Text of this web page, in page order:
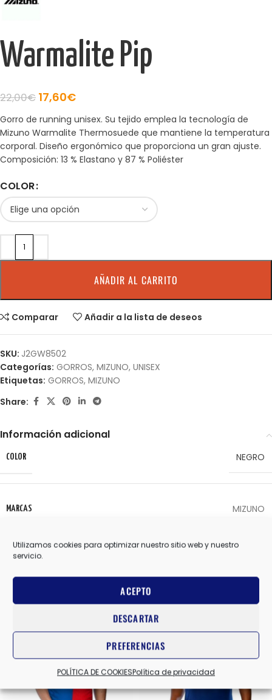
Utilizamos cookies para optimizar nuestro sitio web y nuestro
servicio.
ACEPTO
DESCARTAR
PREFERENCIAS
POLÍTICA DE COOKIESPolítica de privacidad
Warmalite Pip
22,00€ 17,60€
Gorro de running unisex. Su tejido emplea la tecnología de
Mizuno Warmalite Thermosuede que mantiene la temperatura
corporal. Diseño ergonómico que proporciona un gran ajuste.
Composición: 13 % Elastano y 87 % Poliéster
COLOR
AÑADIR AL CARRITO
Comparar Añadir a la lista de deseos
SKU: J2GW8502
Categorías: GORROS, MIZUNO, UNISEX
Etiquetas: GORROS, MIZUNO
Share:
Información adicional
COLOR NEGRO
MARCAS MIZUNO
Valoraciones (0)